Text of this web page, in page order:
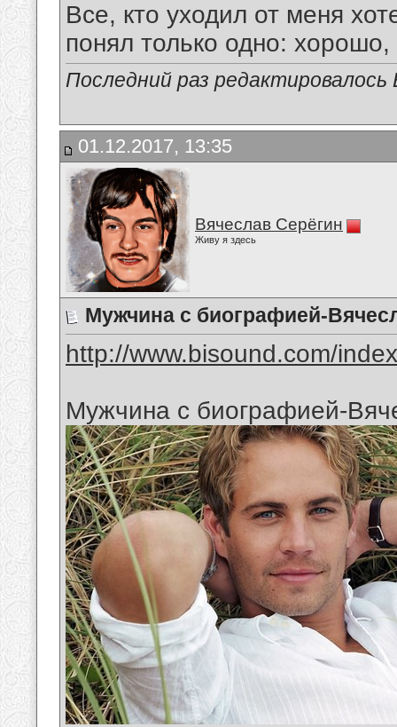
Все, кто уходил от меня
понял только одно:
Последний раз
01.12.2017, 13:35
Вячеслав Серёгин
Живу я здесь
Мужчина с биографией-
http://www.bisound.com/
Мужчина с биографией-